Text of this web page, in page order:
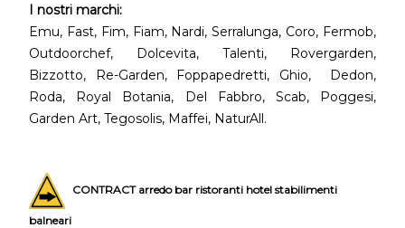
I nostri marchi:
Emu, Fast, Fim, Fiam, Nardi, Serralunga, Coro, Fermob,
Outdoorchef, Dolcevita, Talenti, Rovergarden,
Bizzotto, Re-Garden, Foppapedretti, Ghio, Dedon,
Roda, Royal Botania, Del Fabbro, Scab, Poggesi,
Garden Art, Tegosolis, Maffei, NaturAll.
CONTRACT arredo bar ristoranti hotel stabilimenti
balneari